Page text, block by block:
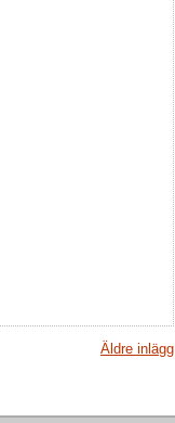
Äldre inlägg